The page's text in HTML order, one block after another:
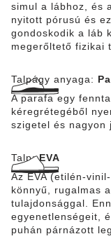
simul a lábhoz, és
nyitott pórusú és
gondoskodik a láb
megerőltető fizikai
Talpágy anyaga:
A parafa egy
kéregrétegéből
szigetel és nagyon
Talp:EVA
Az EVA (etilén-
könnyű, rugalmas
tulajdonsággal.
egyenetlenségeit,
puhán párnázott